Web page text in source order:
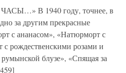
В 1940 году, точнее, в
за другим прекрасные
с ананасом», «Натюрморт с
рождественскими розами и
блузе», «Спящая за